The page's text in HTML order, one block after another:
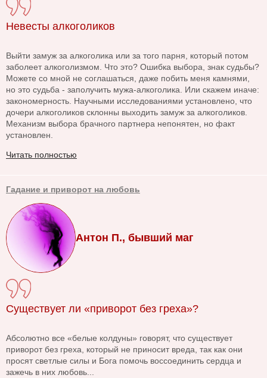
Невесты алкоголиков
Выйти замуж за алкоголика или за того парня, который потом
заболеет алкоголизмом. Что это? Ошибка выбора, знак судьбы?
Можете со мной не соглашаться, даже побить меня камнями,
но это судьба - заполучить мужа-алкоголика. Или скажем иначе:
закономерность. Научными исследованиями установлено, что
дочери алкоголиков склонны выходить замуж за алкоголиков.
Механизм выбора брачного партнера непонятен, но факт
установлен.
Читать полностью
Гадание и приворот на любовь
Антон П., бывший маг
Существует ли «приворот без греха»?
Абсолютно все «белые колдуны» говорят, что существует
приворот без греха, который не приносит вреда, так как они
просят светлые силы и Бога помочь воссоединить сердца и
зажечь в них любовь...